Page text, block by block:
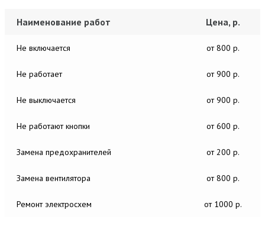
Наименование работ Цена, р.
Не включается от 800 р.
Не работает от 900 р.
Не выключается от 900 р.
Не работают кнопки от 600 р.
Замена предохранителей от 200 р.
Замена вентилятора от 800 р.
Ремонт электросхем от 1000 р.